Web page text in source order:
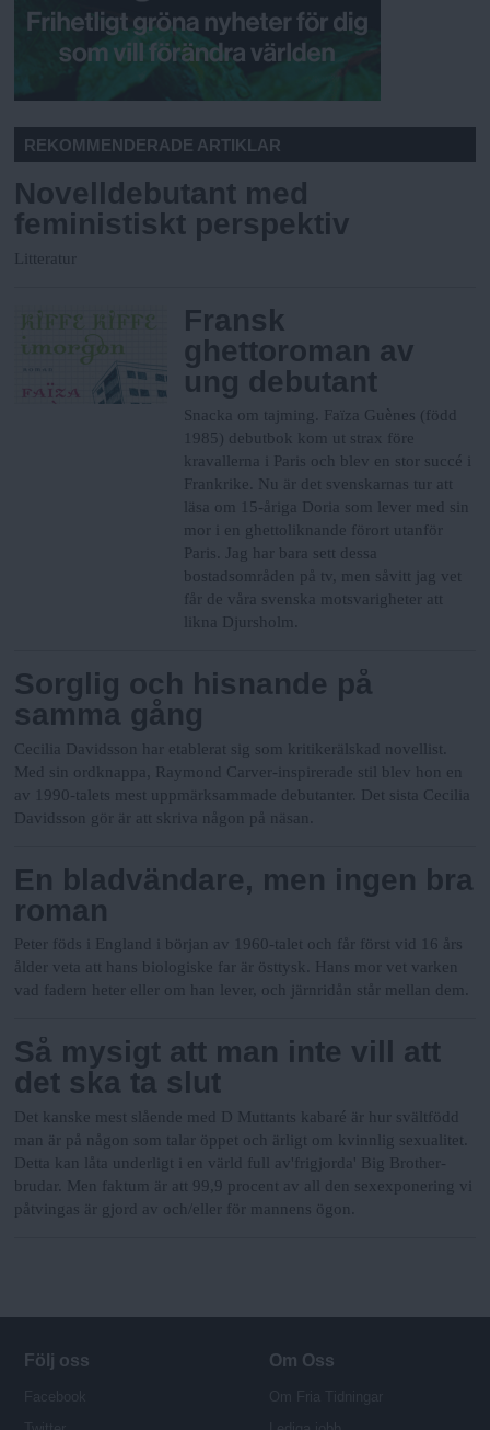
REKOMMENDERADE ARTIKLAR
Novelldebutant med
feministiskt perspektiv
Litteratur
Fransk
ghettoroman av
ung debutant
Snacka om tajming. Faïza Guènes (född
1985) debutbok kom ut strax före
kravallerna i Paris och blev en stor succé i
Frankrike. Nu är det svenskarnas tur att
läsa om 15-åriga Doria som lever med sin
mor i en ghettoliknande förort utanför
Paris. Jag har bara sett dessa
bostadsområden på tv, men såvitt jag vet
får de våra svenska motsvarigheter att
likna Djursholm.
Sorglig och hisnande på
samma gång
Cecilia Davidsson har etablerat sig som kritikerälskad novellist.
Med sin ordknappa, Raymond Carver-inspirerade stil blev hon en
av 1990-talets mest uppmärksammade debutanter. Det sista Cecilia
Davidsson gör är att skriva någon på näsan.
En bladvändare, men ingen bra
roman
Peter föds i England i början av 1960-talet och får först vid 16 års
ålder veta att hans biologiske far är östtysk. Hans mor vet varken
vad fadern heter eller om han lever, och järnridån står mellan dem.
Så mysigt att man inte vill att
det ska ta slut
Det kanske mest slående med D Muttants kabaré är hur svältfödd
man är på någon som talar öppet och ärligt om kvinnlig sexualitet.
Detta kan låta underligt i en värld full av'frigjorda' Big Brother-
brudar. Men faktum är att 99,9 procent av all den sexexponering vi
påtvingas är gjord av och/eller för mannens ögon.
Följ oss Om Oss